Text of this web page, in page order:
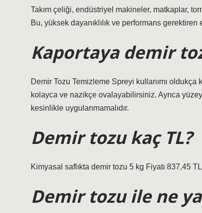
Takım çeliği, endüstriyel makineler, matkaplar,
Bu, yüksek dayanıklılık ve performans
Kaportaya demir
Demir Tozu Temizleme Spreyi kullanımı
kolayca ve nazikçe ovalayabilirsiniz. Ayrıca
kesinlikle uygulanmamalıdır.
Demir tozu kaç TL?
Kimyasal saflıkta demir tozu 5 kg Fiyatı 837,45
Demir tozu ile ne